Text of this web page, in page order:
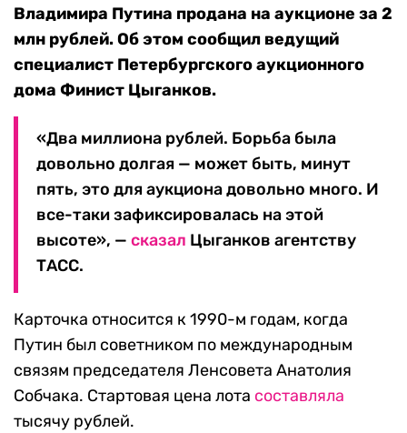
Владимира Путина продана на аукционе за 2
млн рублей. Об этом сообщил ведущий
специалист Петербургского аукционного
дома Финист Цыганков.
«Два миллиона рублей. Борьба была
довольно долгая — может быть, минут
пять, это для аукциона довольно много. И
все-таки зафиксировалась на этой
высоте», — сказал Цыганков агентству
ТАСС.
Карточка относится к 1990-м годам, когда
Путин был советником по международным
связям председателя Ленсовета Анатолия
Собчака. Стартовая цена лота составляла
тысячу рублей.